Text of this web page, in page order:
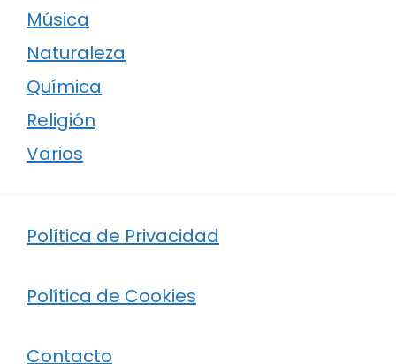
Música
Naturaleza
Química
Religión
Varios
Política de Privacidad
Política de Cookies
Contacto